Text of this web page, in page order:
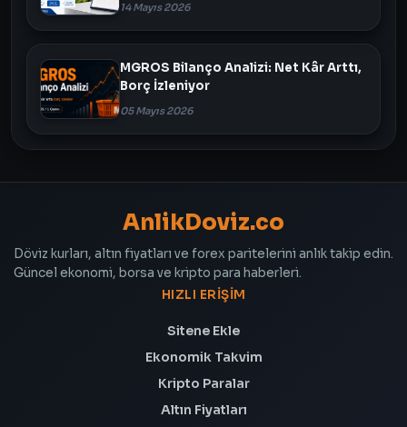
14 Mayıs 2026
MGROS Bilanço Analizi: Net Kâr Arttı,
Borç İzleniyor
05 Mayıs 2026
AnlikDoviz.co
Döviz kurları, altın fiyatları ve forex paritelerini anlık takip edin.
Güncel ekonomi, borsa ve kripto para haberleri.
HIZLI ERIŞIM
Sitene Ekle
Ekonomik Takvim
Kripto Paralar
Altın Fiyatları